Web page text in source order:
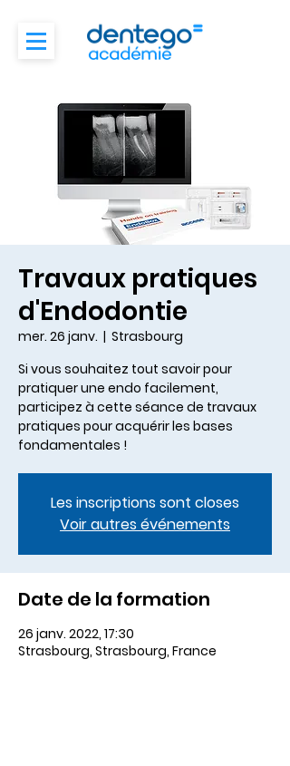
Travaux pratiques
d'Endodontie
mer. 26 janv.
  |
Strasbourg
Si vous souhaitez tout savoir pour
pratiquer une endo facilement,
participez à cette séance de travaux
pratiques pour acquérir les bases
fondamentales !
Les inscriptions sont closes
Voir autres événements
Date de la formation
26 janv. 2022, 17:30
Strasbourg, Strasbourg, France